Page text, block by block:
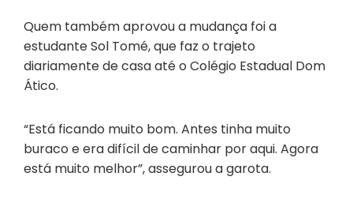
Quem também aprovou a mudança foi a
estudante Sol Tomé, que faz o trajeto
diariamente de casa até o Colégio Estadual Dom
Ático.
“Está ficando muito bom. Antes tinha muito
buraco e era difícil de caminhar por aqui. Agora
está muito melhor”, assegurou a garota.